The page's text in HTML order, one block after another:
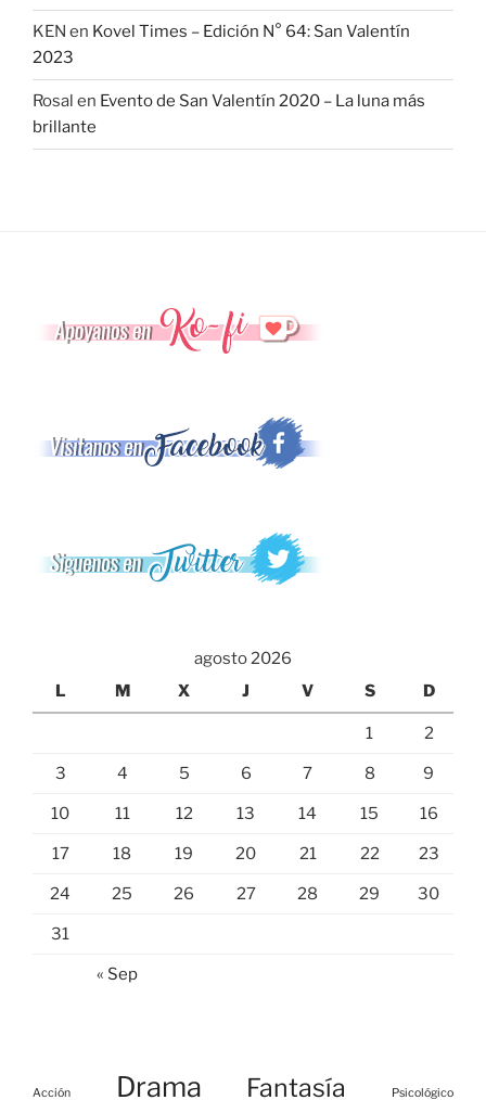
KEN en Kovel Times – Edición N° 64: San Valentín
2023
Rosal en Evento de San Valentín 2020 – La luna más
brillante
agosto 2026
L
M X J V S D
1 2
3 4 5 6 7 8 9
10 11 12 13 14 15 16
17 18 19 20 21 22 23
24 25 26 27 28 29 30
31
« Sep
Acción Drama Fantasía Psicológico